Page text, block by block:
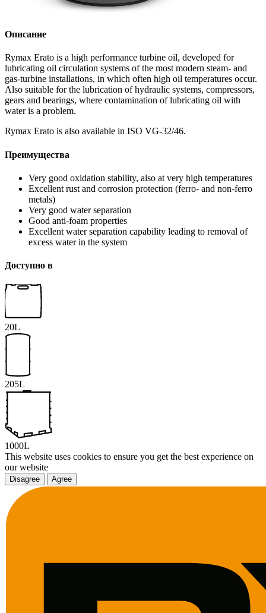
Описание
Rymax Erato is a high performance turbine oil, developed for
lubricating oil circulation systems of the most modern steam- and
gas-turbine installations, in which often high oil temperatures occur.
Also suitable for the lubrication of hydraulic systems, compressors,
gears and bearings, where contamination of lubricating oil with
water is a problem.
Rymax Erato is also available in ISO VG-32/46.
Преимущества
Very good oxidation stability, also at very high temperatures
Excellent rust and corrosion protection (ferro- and non-ferro
metals)
Very good water separation
Good anti-foam properties
Excellent water separation capability leading to removal of
excess water in the system
Доступно в
20L
205L
1000L
This website uses cookies to ensure you get the best experience on
our website
Disagree Agree